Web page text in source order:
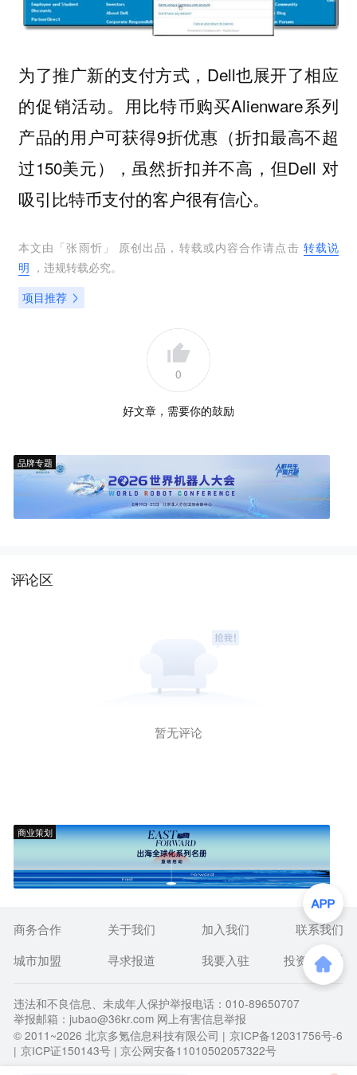
为了推广新的支付方式，Dell也展开了相应
的促销活动。用比特币购买Alienware系列
产品的用户可获得9折优惠（折扣最高不超
过150美元），虽然折扣并不高，但Dell 对
吸引比特币支付的客户很有信心。
本文由「张雨忻 」 原创出品，转载或内容合作请点击 转载说
明 ，违规转载必究。
项目推荐
0
好文章，需要你的鼓励
品牌专题
评论区
暂无评论
商业策划
商务合作 关于我们 加入我们
联系我们
城市加盟
寻求报道 我要入驻 投资者关系
违法和不良信息、未成年人保护举报电话：010-89650707
举报邮箱：jubao@36kr.com 网上有害信息举报
© 2011~2026 北京多氪信息科技有限公司 | 京ICP备12031756号-6
| 京ICP证150143号 | 京公网安备11010502057322号